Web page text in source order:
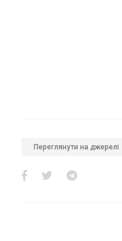
Переглянути на джерелі